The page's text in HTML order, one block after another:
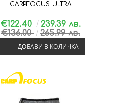
CARPFOCUS ULTRA
€122.40
239.39 лв.
€136.00
265.99 лв.
ДОБАВИ В КОЛИЧКА